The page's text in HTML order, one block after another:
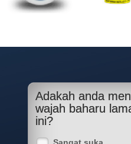
Adakah anda
wajah baharu
ini?